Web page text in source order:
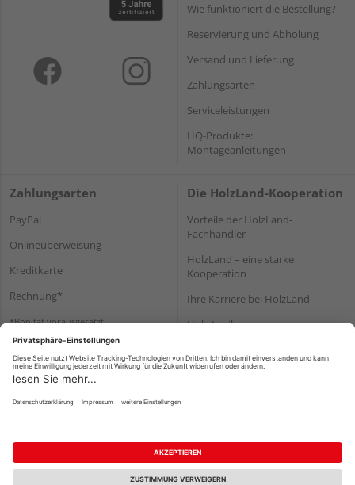
Wie funktioniert die Bestellung?
Reservierung und Abholung
Versand und Lieferung
Zahlungsarten
Serviceleistungen
HQ-Produkte:
Montageanleitungen
Zahlungsarten
PayPal
Onlineüberweisung
Kreditkarte
Rechnung*
*Bonität vorausgesetzt
Die HolzLand-Kooperation
Vorteile der HolzLand-
Fachhändler
HolzLand – eine starke
Kooperation
Ihre Karriere bei HolzLand
Holz-Lexikon
Impressum Datenschutz
Nutzungsbedingungen
Barrierefreiheitserklärung
Vertrag widerrufen